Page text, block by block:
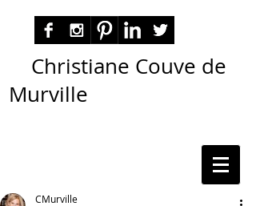
Christiane Couve de
Murville
CMurville